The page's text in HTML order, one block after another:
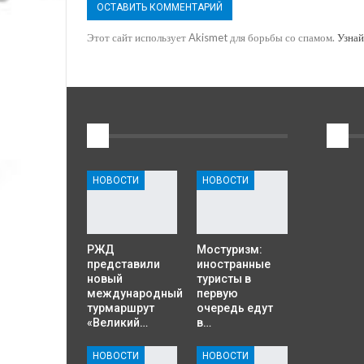
Этот сайт использует Akismet для борьбы со спамом.
НОВОСТИ
РЖД
представили
новый
международный
турмаршрут
«Великий…
НОВОСТИ
Мостуризм:
иностранные
туристы в
первую
очередь едут
в…
НОВОСТИ НОВОСТИ